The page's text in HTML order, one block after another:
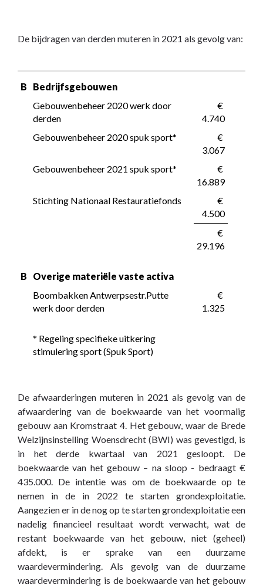
De bijdragen van derden muteren in 2021 als gevolg van:
B
Bedrijfsgebouwen
Gebouwenbeheer 2020 werk door
derden
4.740
Gebouwenbeheer 2020 spuk sport*
3.067
Gebouwenbeheer 2021 spuk sport*
16.889
Stichting Nationaal Restauratiefonds
4.500
29.196
B
Overige materiële vaste activa
Boombakken Antwerpsestr.Putte
werk door derden
1.325
* Regeling specifieke uitkering
stimulering sport (Spuk Sport)
De afwaarderingen muteren in 2021 als gevolg van de
afwaardering van de boekwaarde van het voormalig
gebouw aan Kromstraat 4. Het gebouw, waar de Brede
Welzijnsinstelling Woensdrecht (BWI) was gevestigd, is
in het derde kwartaal van 2021 gesloopt. De
boekwaarde van het gebouw – na sloop - bedraagt €
435.000. De intentie was om de boekwaarde op te
nemen in de in 2022 te starten grondexploitatie.
Aangezien er in de nog op te starten grondexploitatie een
nadelig financieel resultaat wordt verwacht, wat de
restant boekwaarde van het gebouw, niet (geheel)
afdekt, is er sprake van een duurzame
waardevermindering. Als gevolg van de duurzame
waardevermindering is de boekwaarde van het gebouw